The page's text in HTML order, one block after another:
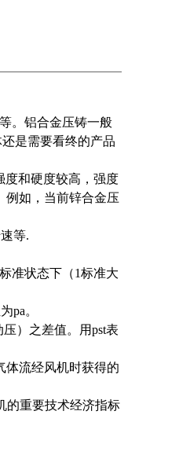
铝合金压铸一般
是需要看终的产品
度和硬度较高，强度
例如，当前锌合金压
等.
准状态下（1标准大
pa。
）之差值。用pst表
体流经风机时获得的
的重要技术经济指标